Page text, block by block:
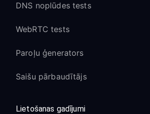
DNS noplūdes tests
WebRTC tests
Paroļu ģenerators
Saišu pārbaudītājs
Lietošanas gadījumi